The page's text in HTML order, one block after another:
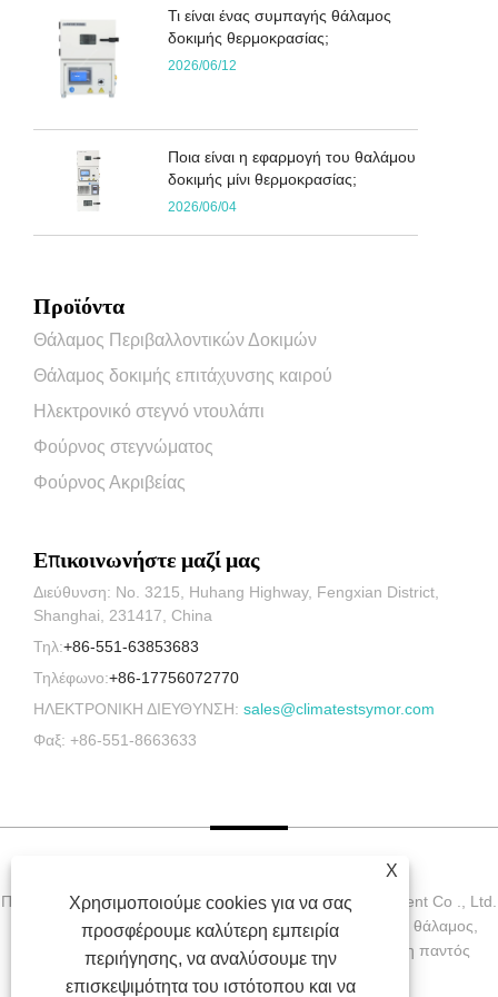
Τι είναι ένας συμπαγής θάλαμος
δοκιμής θερμοκρασίας;
2026/06/12
Ποια είναι η εφαρμογή του θαλάμου
δοκιμής μίνι θερμοκρασίας;
2026/06/04
Προϊόντα
Θάλαμος Περιβαλλοντικών Δοκιμών
Θάλαμος δοκιμής επιτάχυνσης καιρού
Ηλεκτρονικό στεγνό ντουλάπι
Φούρνος στεγνώματος
Φούρνος Ακριβείας
Επικοινωνήστε μαζί μας
Διεύθυνση: No. 3215, Huhang Highway, Fengxian District,
Shanghai, 231417, China
Τηλ:+86-551-63853683
Τηλέφωνο:+86-17756072770
ΗΛΕΚΤΡΟΝΙΚΗ ΔΙΕΥΘΥΝΣΗ: sales@climatestsymor.com
Φαξ: +86-551-8663633
Πνευματικά δικαιώματα © 2022 Symor Instrument Equipment Co ., Ltd.
Περιβαλλοντικός θάλαμος δοκιμών, Ηλεκτρονικός ξηρός θάλαμος,
θάλαμος δοκιμής επιτάχυνσης καιρού με την επιφύλαξη παντός
δικαιώματος.
X
Χρησιμοποιούμε cookies για να σας
προσφέρουμε καλύτερη εμπειρία
περιήγησης, να αναλύσουμε την
επισκεψιμότητα του ιστότοπου και να